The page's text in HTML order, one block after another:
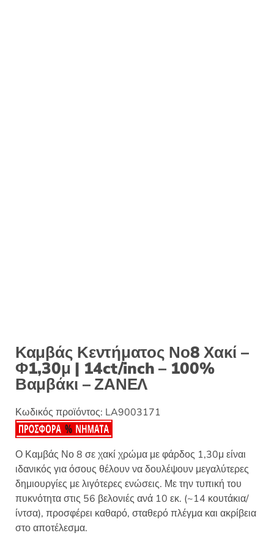
Καμβάς Κεντήματος Νο8 Χακί –
Φ1,30μ | 14ct/inch – 100%
Βαμβάκι – ΖΑΝΕΛ
Κωδικός προϊόντος: LA9003171
Ο Καμβάς Νο 8 σε χακί χρώμα με φάρδος 1,30μ είναι
ιδανικός για όσους θέλουν να δουλέψουν μεγαλύτερες
δημιουργίες με λιγότερες ενώσεις. Με την τυπική του
πυκνότητα στις 56 βελονιές ανά 10 εκ. (~14 κουτάκια/
ίντσα), προσφέρει καθαρό, σταθερό πλέγμα και ακρίβεια
στο αποτέλεσμα.